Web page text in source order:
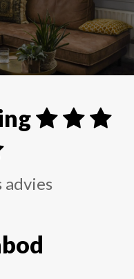
advies